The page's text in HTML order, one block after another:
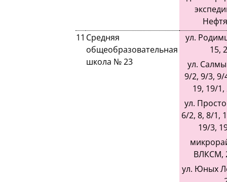
11 Средняя
общеобразовательная
школа № 23
ул.
15,
ул.
9/2, 9/3, 9/
19, 19/1,
ул.
6/2, 8, 8/1,
19/3,
ВЛКСМ,
ул. Юных